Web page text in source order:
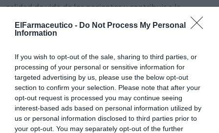
ElFarmaceutico - Do Not Process My Personal
Information
If you wish to opt-out of the sale, sharing to third parties, or
processing of your personal or sensitive information for
targeted advertising by us, please use the below opt-out
section to confirm your selection. Please note that after your
opt-out request is processed you may continue seeing
interest-based ads based on personal information utilized by
us or personal information disclosed to third parties prior to
your opt-out. You may separately opt-out of the further
calidad de vida de los pacientes y contribuir a la
que «este acuerdo supone un paso adelante en la
mejora tanto de la asistencia como de la calidad de vida
de las personas con diabetes. En muchas ocasiones, por
su proximidad y por su cercanía, son los farmacéuticos a
quienes acude un paciente ante alguna duda de salud.
Si estos ofrecen información sobre las asociaciones y
promueven la detección precoz de la diabetes, pueden